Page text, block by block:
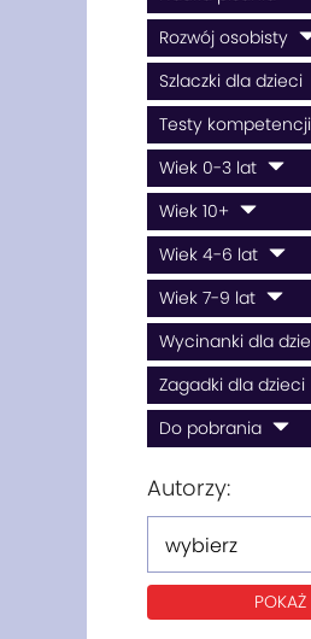
Rozwój osobisty
Szlaczki dla dzieci
Testy kompetencji
Wiek 0-3 lat
Wiek 10+
Wiek 4-6 lat
Wiek 7-9 lat
Wycinanki dla
Zagadki dla dzieci
Do pobrania
Autorzy: